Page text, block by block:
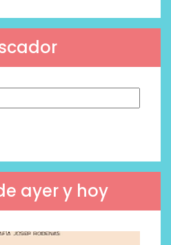
ayer y hoy